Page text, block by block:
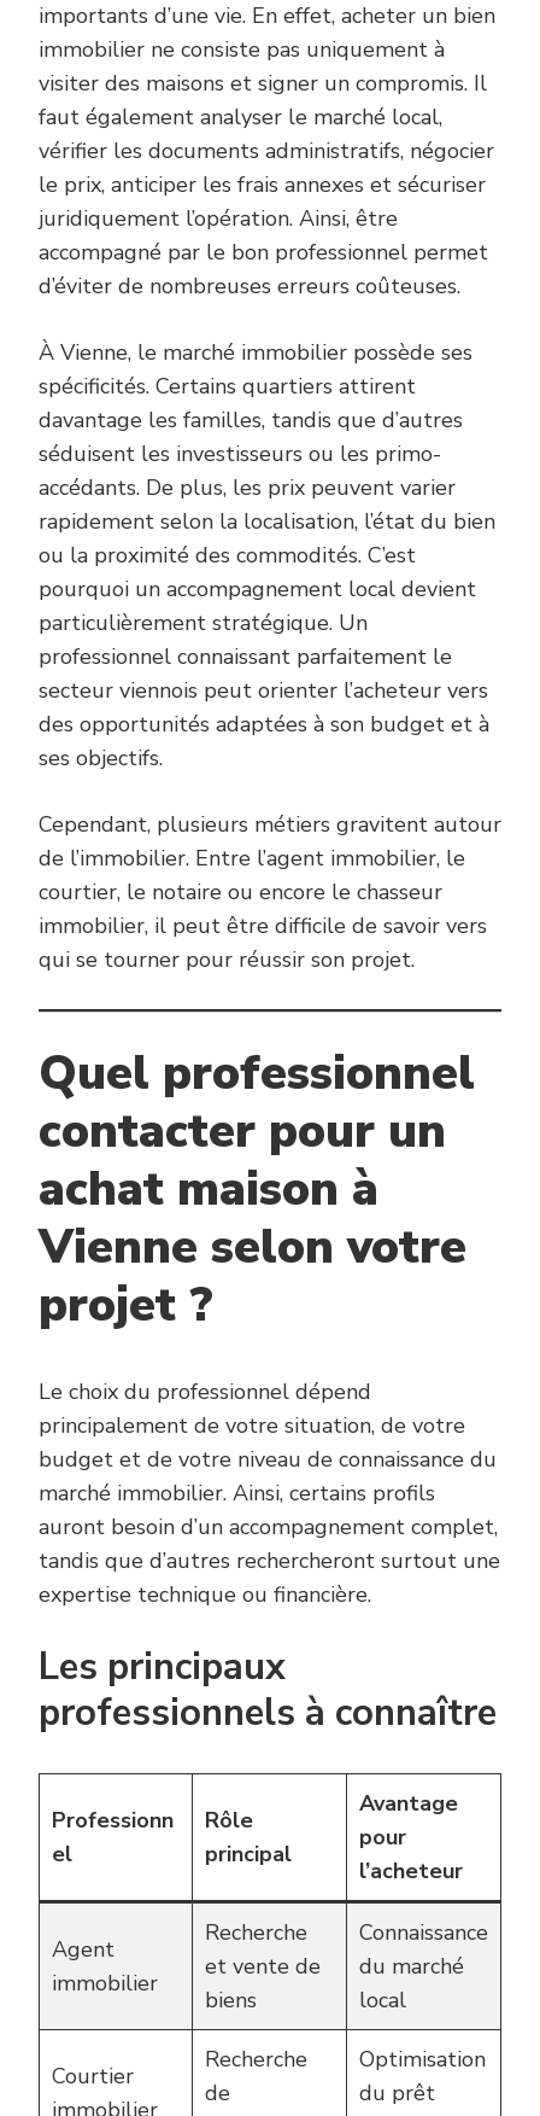
importants d’une vie. En effet, acheter un bien
immobilier ne consiste pas uniquement à
visiter des maisons et signer un compromis. Il
faut également analyser le marché local,
vérifier les documents administratifs, négocier
le prix, anticiper les frais annexes et sécuriser
juridiquement l’opération. Ainsi, être
accompagné par le bon professionnel permet
d’éviter de nombreuses erreurs coûteuses.
À Vienne, le marché immobilier possède ses
spécificités. Certains quartiers attirent
davantage les familles, tandis que d’autres
séduisent les investisseurs ou les primo-
accédants. De plus, les prix peuvent varier
rapidement selon la localisation, l’état du bien
ou la proximité des commodités. C’est
pourquoi un accompagnement local devient
particulièrement stratégique. Un
professionnel connaissant parfaitement le
secteur viennois peut orienter l’acheteur vers
des opportunités adaptées à son budget et à
ses objectifs.
Cependant, plusieurs métiers gravitent autour
de l’immobilier. Entre l’agent immobilier, le
courtier, le notaire ou encore le chasseur
immobilier, il peut être difficile de savoir vers
qui se tourner pour réussir son projet.
Quel professionnel
contacter pour un
achat maison à
Vienne selon votre
projet ?
Le choix du professionnel dépend
principalement de votre situation, de votre
budget et de votre niveau de connaissance du
marché immobilier. Ainsi, certains profils
auront besoin d’un accompagnement complet,
tandis que d’autres rechercheront surtout une
expertise technique ou financière.
Les principaux
professionnels à connaître
Professionn
el
Rôle
principal
Avantage
pour
l’acheteur
Agent
immobilier
Recherche
et vente de
biens
Connaissance
du marché
local
Courtier
immobilier
Recherche
de
Optimisation
du prêt